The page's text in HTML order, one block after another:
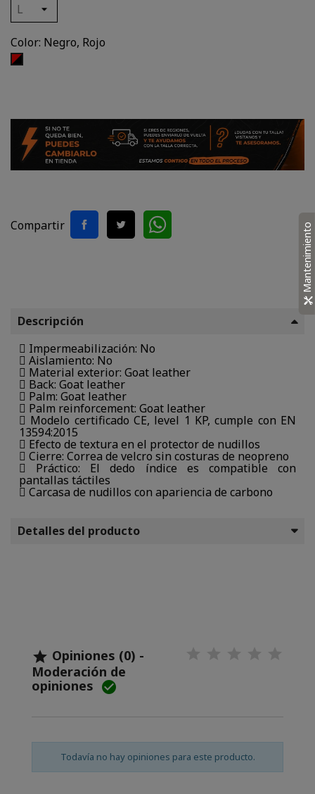
Color: Negro, Rojo
Negro,
Compartir
Descripción
 Impermeabilización: No
 Aislamiento: No
 Material exterior: Goat leather
 Back: Goat leather
 Palm: Goat leather
 Palm reinforcement: Goat leather
 Modelo certificado CE, level 1 KP, cumple con EN
13594:2015
 Efecto de textura en el protector de nudillos
 Cierre: Correa de velcro sin costuras de neopreno
 Práctico: El dedo índice es compatible con
pantallas táctiles
 Carcasa de nudillos con apariencia de carbono
Detalles del producto
 Opiniones (0) -
Moderación de
opiniones 
Todavía no hay opiniones para este producto.
Mantenimiento